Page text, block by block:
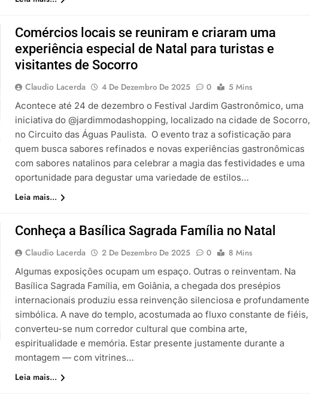
Comércios locais se reuniram e criaram uma
experiência especial de Natal para turistas e
visitantes de Socorro
Claudio Lacerda 4 De Dezembro De 2025 0
5 Mins
Acontece até 24 de dezembro o Festival Jardim Gastronômico, uma
iniciativa do @jardimmodashopping, localizado na cidade de Socorro,
no Circuito das Águas Paulista. O evento traz a sofisticação para
quem busca sabores refinados e novas experiências gastronômicas
com sabores natalinos para celebrar a magia das festividades e uma
oportunidade para degustar uma variedade de estilos…
Leia mais...
Conheça a Basílica Sagrada Família no Natal
Claudio Lacerda 2 De Dezembro De 2025 0
8 Mins
Algumas exposições ocupam um espaço. Outras o reinventam. Na
Basílica Sagrada Família, em Goiânia, a chegada dos presépios
internacionais produziu essa reinvenção silenciosa e profundamente
simbólica. A nave do templo, acostumada ao fluxo constante de fiéis,
converteu-se num corredor cultural que combina arte,
espiritualidade e memória. Estar presente justamente durante a
montagem — com vitrines…
Leia mais...